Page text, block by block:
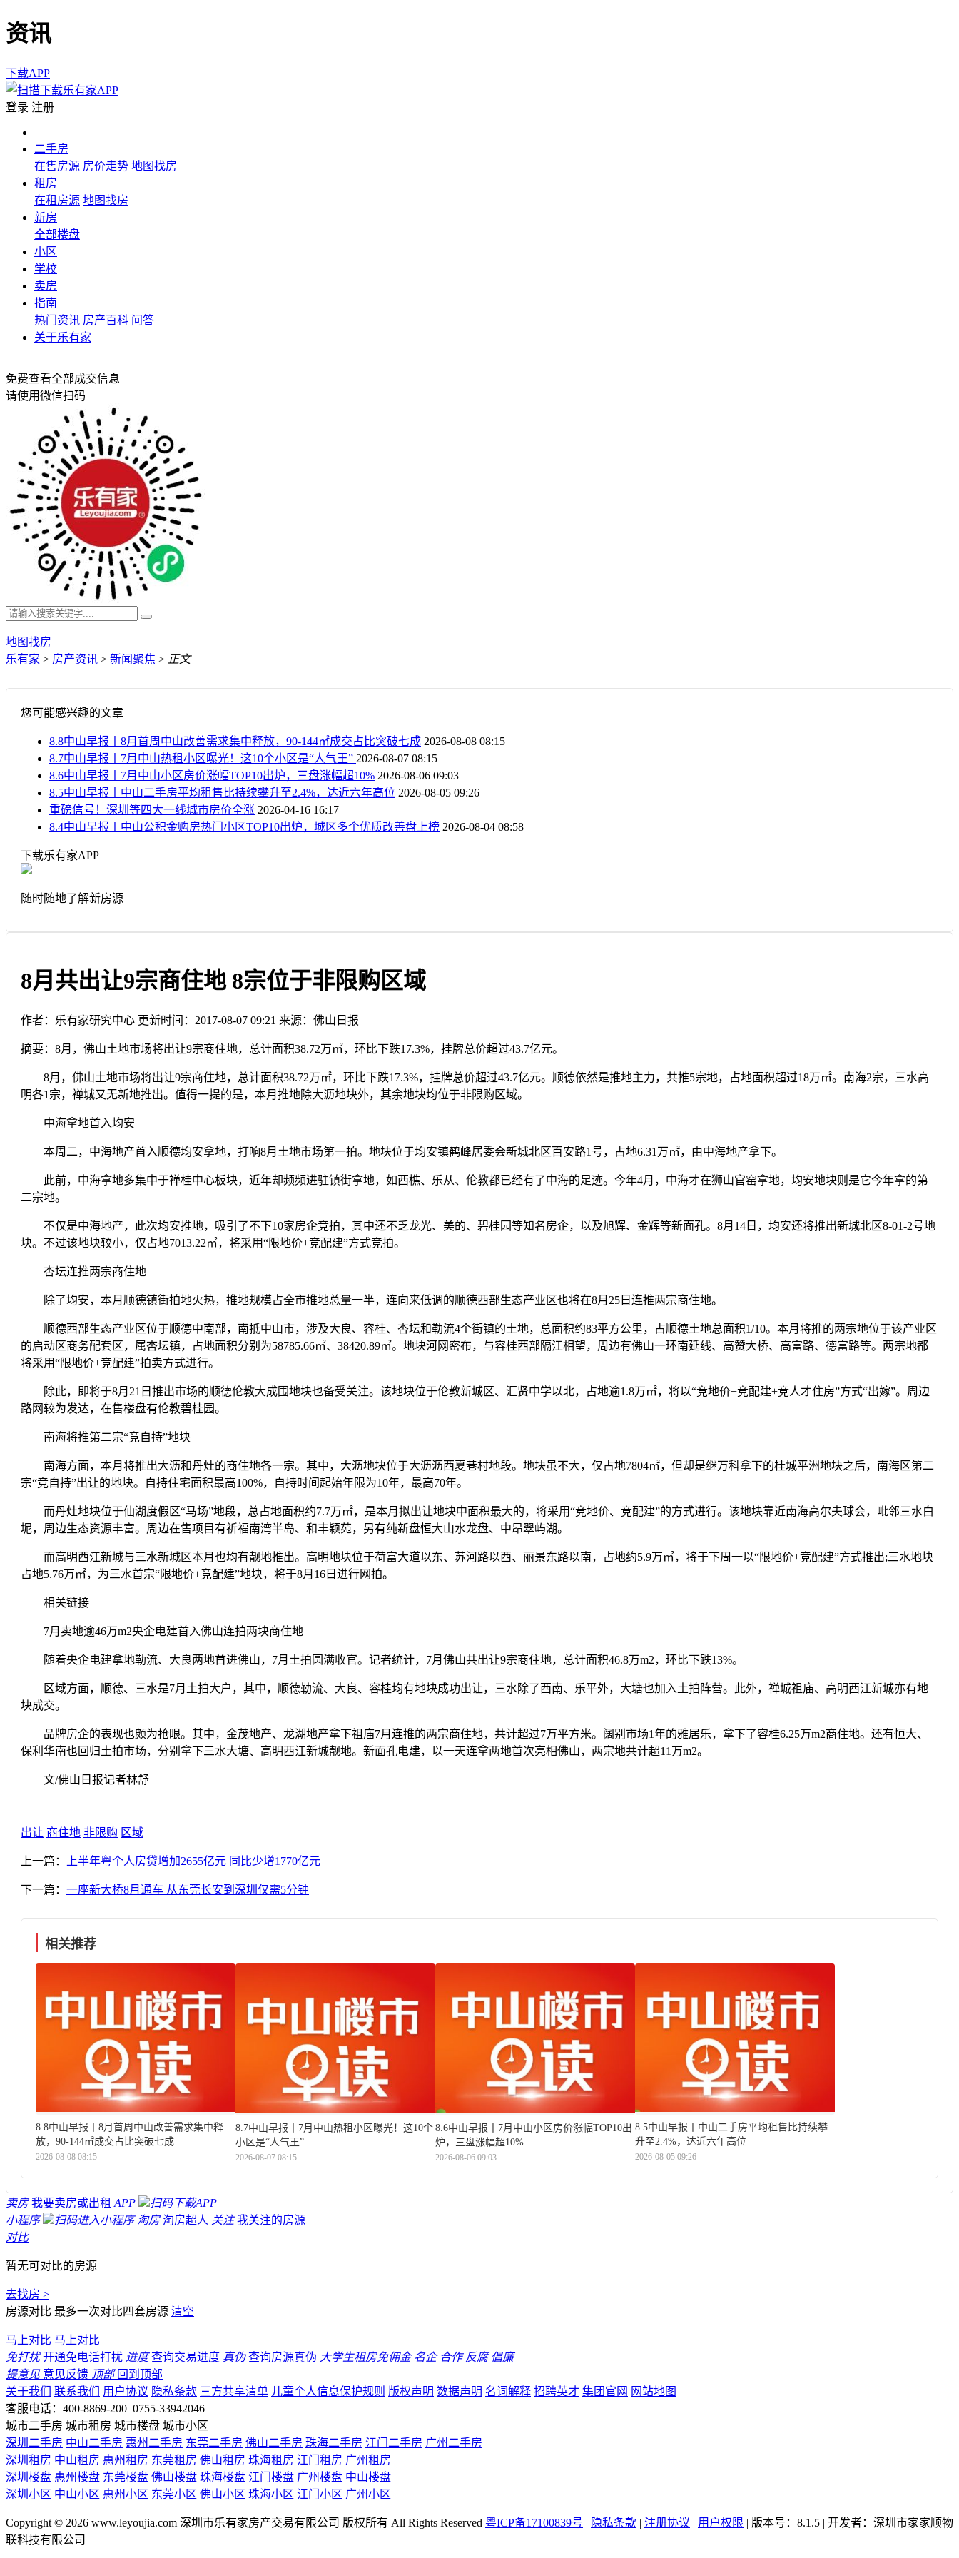
资讯
下载APP
登录 注册
二手房
在售房源 房价走势 地图找房
租房
在租房源 地图找房
新房
全部楼盘
小区
学校
卖房
指南
热门资讯 房产百科 问答
关于乐有家
免费查看全部成交信息
请使用微信扫码
地图找房
乐有家 > 房产资讯 > 新闻聚焦 > 正文
您可能感兴趣的文章
8.8中山早报丨8月首周中山改善需求集中释放，90-144㎡成交占比突破七成 2026-08-08 08:15
8.7中山早报丨7月中山热租小区曝光！这10个小区是“人气王” 2026-08-07 08:15
8.6中山早报丨7月中山小区房价涨幅TOP10出炉，三盘涨幅超10% 2026-08-06 09:03
8.5中山早报丨中山二手房平均租售比持续攀升至2.4%，达近六年高位 2026-08-05 09:26
重磅信号！深圳等四大一线城市房价全涨 2026-04-16 16:17
8.4中山早报丨中山公积金购房热门小区TOP10出炉，城区多个优质改善盘上榜 2026-08-04 08:58
下载乐有家APP
随时随地了解新房源
8月共出让9宗商住地 8宗位于非限购区域
作者：乐有家研究中心 更新时间：2017-08-07 09:21 来源：佛山日报
摘要： 8月，佛山土地市场将出让9宗商住地，总计面积38.72万㎡，环比下跌17.3%，挂牌总价超过43.7亿元。
8月，佛山土地市场将出让9宗商住地，总计面积38.72万㎡，环比下跌17.3%，挂牌总价超过43.7亿元。顺德依然是推地主力，共推5宗地，占地面积超过18万㎡。南海2宗，三水高
明各1宗，禅城又无新地推出。值得一提的是，本月推地除大沥地块外，其余地块均位于非限购区域。
中海拿地首入均安
本周二，中海地产首入顺德均安拿地，打响8月土地市场第一拍。地块位于均安镇鹤峰居委会新城北区百安路1号，占地6.31万㎡，由中海地产拿下。
此前，中海拿地多集中于禅桂中心板块，近年却频频进驻镇街拿地，如西樵、乐从、伦教都已经有了中海的足迹。今年4月，中海才在狮山官窑拿地，均安地块则是它今年拿的第
二宗地。
不仅是中海地产，此次均安推地，吸引了不下10家房企竞拍，其中还不乏龙光、美的、碧桂园等知名房企，以及旭辉、金辉等新面孔。8月14日，均安还将推出新城北区8-01-2号地
块。不过该地块较小，仅占地7013.22㎡，将采用“限地价+竞配建”方式竞拍。
杏坛连推两宗商住地
除了均安，本月顺德镇街拍地火热，推地规模占全市推地总量一半，连向来低调的顺德西部生态产业区也将在8月25日连推两宗商住地。
顺德西部生态产业区位于顺德中南部，南抵中山市，涉及大良、容桂、杏坛和勒流4个街镇的土地，总面积约83平方公里，占顺德土地总面积1/10。本月将推的两宗地位于该产业区
的启动区商务配套区，属杏坛镇，占地面积分别为58785.66㎡、38420.89㎡。地块河网密布，与容桂西部隔江相望，周边有佛山一环南延线、高赞大桥、高富路、德富路等。两宗地都
将采用“限地价+竞配建”拍卖方式进行。
除此，即将于8月21日推出市场的顺德伦教大成围地块也备受关注。该地块位于伦教新城区、汇贤中学以北，占地逾1.8万㎡，将以“竞地价+竞配建+竞人才住房”方式“出嫁”。周边
路网较为发达，在售楼盘有伦教碧桂园。
南海将推第二宗“竞自持”地块
南海方面，本月将推出大沥和丹灶的商住地各一宗。其中，大沥地块位于大沥沥西夏巷村地段。地块虽不大，仅占地7804㎡，但却是继万科拿下的桂城平洲地块之后，南海区第二
宗“竞自持”出让的地块。自持住宅面积最高100%，自持时间起始年限为10年，最高70年。
而丹灶地块位于仙湖度假区“马场”地段，总占地面积约7.7万㎡，是本月拟出让地块中面积最大的，将采用“竞地价、竞配建”的方式进行。该地块靠近南海高尔夫球会，毗邻三水白
坭，周边生态资源丰富。周边在售项目有祈福南湾半岛、和丰颖苑，另有纯新盘恒大山水龙盘、中昂翠屿湖。
而高明西江新城与三水新城区本月也均有靓地推出。高明地块位于荷富大道以东、苏河路以西、丽景东路以南，占地约5.9万㎡，将于下周一以“限地价+竞配建”方式推出;三水地块
占地5.76万㎡，为三水首宗“限地价+竞配建”地块，将于8月16日进行网拍。
相关链接
7月卖地逾46万m2央企电建首入佛山连拍两块商住地
随着央企电建拿地勒流、大良两地首进佛山，7月土拍圆满收官。记者统计，7月佛山共出让9宗商住地，总计面积46.8万m2，环比下跌13%。
区域方面，顺德、三水是7月土拍大户，其中，顺德勒流、大良、容桂均有地块成功出让，三水除了西南、乐平外，大塘也加入土拍阵营。此外，禅城祖庙、高明西江新城亦有地
块成交。
品牌房企的表现也颇为抢眼。其中，金茂地产、龙湖地产拿下祖庙7月连推的两宗商住地，共计超过7万平方米。阔别市场1年的雅居乐，拿下了容桂6.25万m2商住地。还有恒大、
保利华南也回归土拍市场，分别拿下三水大塘、高明西江新城靓地。新面孔电建，以一天连拿两地首次亮相佛山，两宗地共计超11万m2。
文/佛山日报记者林舒
出让 商住地 非限购 区域
上一篇： 上半年粤个人房贷增加2655亿元 同比少增1770亿元
下一篇： 一座新大桥8月通车 从东莞长安到深圳仅需5分钟
相关推荐
8.8中山早报丨8月首周中山改善需求集中释
放，90-144㎡成交占比突破七成
2026-08-08 08:15
8.7中山早报丨7月中山热租小区曝光！这10个
小区是“人气王”
2026-08-07 08:15
8.6中山早报丨7月中山小区房价涨幅TOP10出
炉，三盘涨幅超10%
2026-08-06 09:03
8.5中山早报丨中山二手房平均租售比持续攀
升至2.4%，达近六年高位
2026-08-05 09:26
卖房 我要卖房或出租 APP
扫码下载APP
小程序
扫码进入小程序 淘房 淘房超人 关注 我关注的房源
对比
暂无可对比的房源
去找房 >
房源对比 最多一次对比四套房源 清空
马上对比 马上对比
免打扰 开通免电话打扰 进度 查询交易进度 真伪 查询房源真伪 大学生租房免佣金 名企 合作 反腐 倡廉
提意见 意见反馈 顶部 回到顶部
关于我们
联系我们 用户协议 隐私条款 三方共享清单 儿童个人信息保护规则 版权声明 数据声明 名词解释 招聘英才 集团官网 网站地图
客服电话：400-8869-200 0755-33942046
城市二手房 城市租房 城市楼盘 城市小区
深圳二手房 中山二手房 惠州二手房 东莞二手房 佛山二手房 珠海二手房 江门二手房 广州二手房
深圳租房 中山租房 惠州租房 东莞租房 佛山租房 珠海租房 江门租房 广州租房
深圳楼盘 惠州楼盘 东莞楼盘 佛山楼盘 珠海楼盘 江门楼盘 广州楼盘 中山楼盘
深圳小区 中山小区 惠州小区 东莞小区 佛山小区 珠海小区 江门小区 广州小区
Copyright © 2026 www.leyoujia.com 深圳市乐有家房产交易有限公司 版权所有 All Rights Reserved 粤ICP备17100839号 | 隐私条款 | 注册协议 | 用户权限 | 版本号：8.1.5 | 开发者：深圳市家家顺物
联科技有限公司